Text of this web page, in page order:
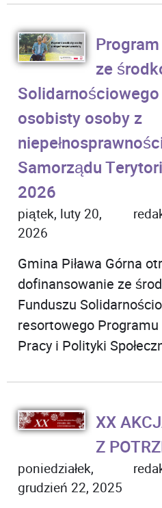
ze
osobisty osoby z
Samorządu
2026
piątek, luty 20,
2026
Gmina Piława Górna
dofinansowanie ze
Funduszu
resortowego
Pracy i Polityki
XX
Z
poniedziałek,
grudzień 22, 2025